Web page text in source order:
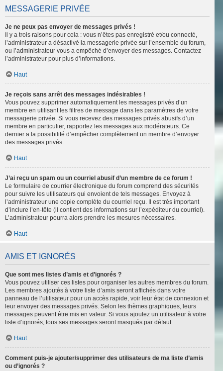
MESSAGERIE PRIVÉE
Je ne peux pas envoyer de messages privés !
Il y a trois raisons pour cela : vous n’êtes pas enregistré et/ou connecté,
l’administrateur a désactivé la messagerie privée sur l’ensemble du forum,
ou l’administrateur vous a empêché d’envoyer des messages. Contactez
l’administrateur pour plus d’informations.
Haut
Je reçois sans arrêt des messages indésirables !
Vous pouvez supprimer automatiquement les messages privés d’un
membre en utilisant les filtres de message dans les paramètres de votre
messagerie privée. Si vous recevez des messages privés abusifs d’un
membre en particulier, rapportez les messages aux modérateurs. Ce
dernier a la possibilité d’empêcher complètement un membre d’envoyer
des messages privés.
Haut
J’ai reçu un spam ou un courriel abusif d’un membre de ce forum !
Le formulaire de courrier électronique du forum comprend des sécurités
pour suivre les utilisateurs qui envoient de tels messages. Envoyez à
l’administrateur une copie complète du courriel reçu. Il est très important
d’inclure l’en-tête (il contient des informations sur l’expéditeur du courriel).
L’administrateur pourra alors prendre les mesures nécessaires.
Haut
AMIS ET IGNORÉS
Que sont mes listes d’amis et d’ignorés ?
Vous pouvez utiliser ces listes pour organiser les autres membres du forum.
Les membres ajoutés à votre liste d’amis seront affichés dans votre
panneau de l’utilisateur pour un accès rapide, voir leur état de connexion et
leur envoyer des messages privés. Selon les thèmes graphiques, leurs
messages peuvent être mis en valeur. Si vous ajoutez un utilisateur à votre
liste d’ignorés, tous ses messages seront masqués par défaut.
Haut
Comment puis-je ajouter/supprimer des utilisateurs de ma liste d’amis
ou d’ignorés ?